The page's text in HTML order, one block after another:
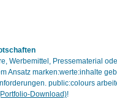
Werbemittel, Pressematerial
Ansatz marken:werte:inhalte
public:colours
Download)!